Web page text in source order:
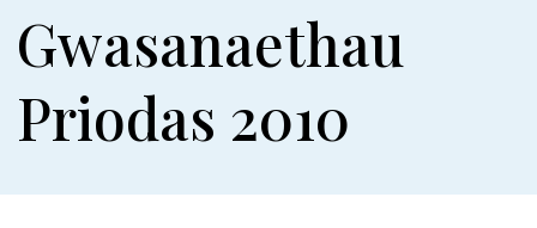
Gwasanaethau
Priodas 2010